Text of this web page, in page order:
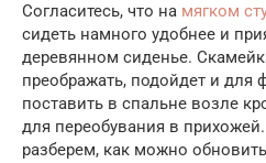
Согласитесь, что на мягком
сидеть намного удобнее и
деревянном сиденье.
преображать, подойдет и для
поставить в спальне возле
для переобувания в
разберем, как можно